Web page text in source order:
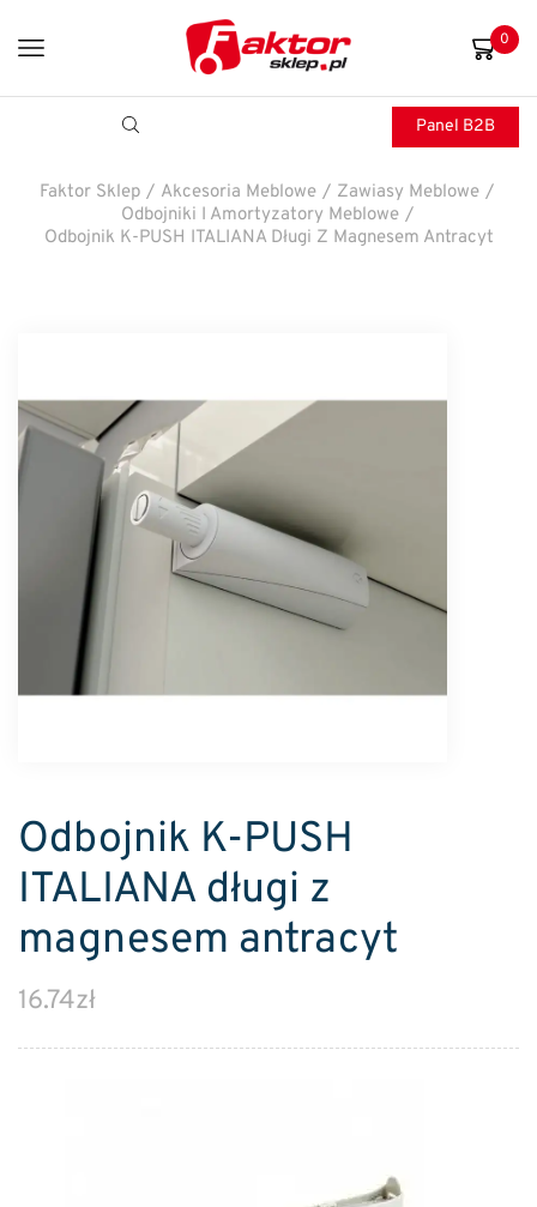
0
Panel B2B
Faktor Sklep / Akcesoria Meblowe / Zawiasy Meblowe /
Odbojniki I Amortyzatory Meblowe /
Odbojnik K-PUSH ITALIANA Długi Z Magnesem Antracyt
Odbojnik K-PUSH
ITALIANA długi z
magnesem antracyt
16.74zł